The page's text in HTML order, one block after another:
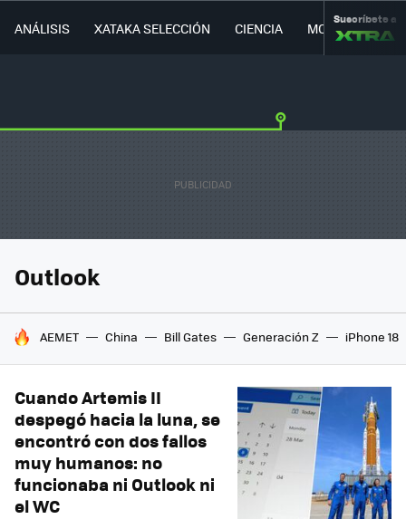
ANÁLISIS XATAKA SELECCIÓN CIENCIA MOVILIDAD
Suscríbete a
Outlook
HOY SE HABLA DE
AEMET China Bill Gates Generación Z iPhone 18
Cuando Artemis II
despegó hacia la luna, se
encontró con dos fallos
muy humanos: no
funcionaba ni Outlook ni
el WC